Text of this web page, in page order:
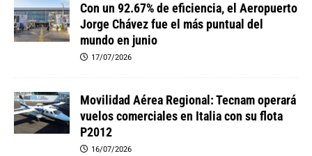
Con un 92.67% de eficiencia, el Aeropuerto
Jorge Chávez fue el más puntual del
mundo en junio
17/07/2026
Movilidad Aérea Regional: Tecnam operará
vuelos comerciales en Italia con su flota
P2012
16/07/2026